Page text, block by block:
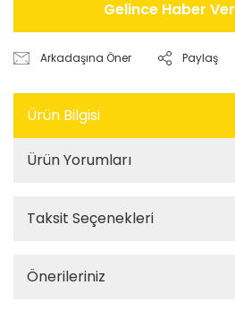
Gelince Haber Ver
Arkadaşına Öner Paylaş
Ürün Bilgisi
Ürün Yorumları
Taksit Seçenekleri
Önerileriniz